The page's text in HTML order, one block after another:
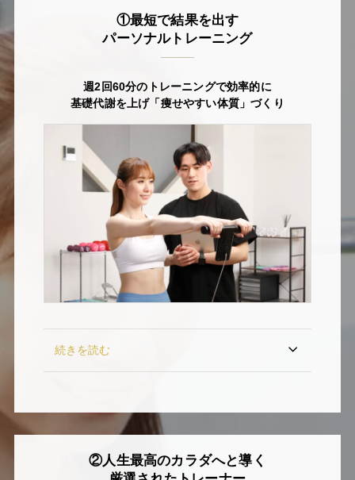
①最短で結果を出す
パーソナルトレーニング
週2回60分のトレーニングで効率的に
基礎代謝を上げ「痩せやすい体質」づくり
続きを読む
②人生最高のカラダへと導く